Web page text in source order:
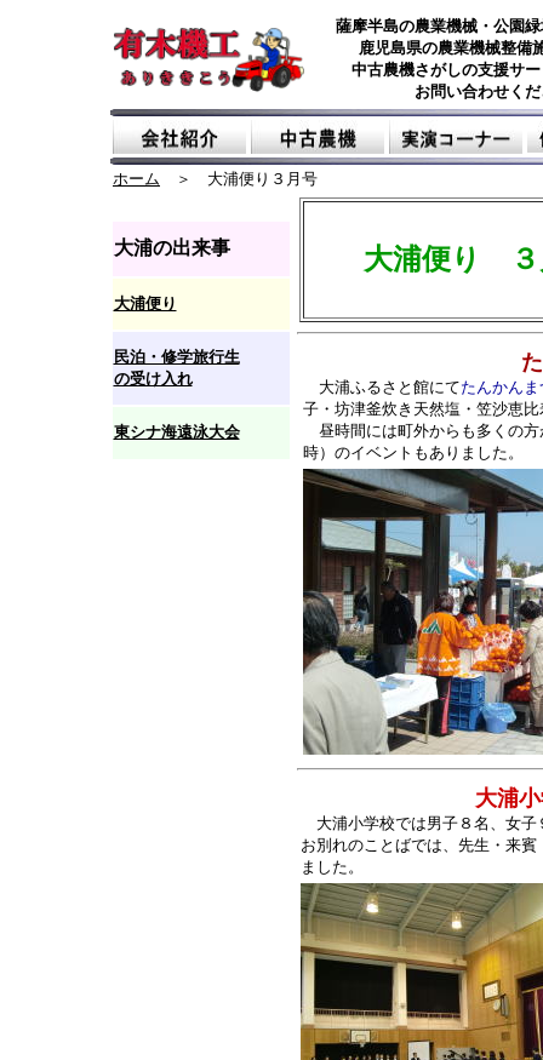
薩摩半島の農業機械・公園
鹿児島県の農業機械整備
中古農機さがしの支援サ
お問い合わせく
ホーム ＞ 大浦便り３月号
大浦の出来事
大浦便り
民泊・修学旅行生
の受け入れ
東シナ海遠泳大会
大浦便り ３
たんかん
大浦ふるさと館にてたんかんま
子・坊津釜炊き天然塩・笠沙恵
昼時間には町外からも多くの方
時）のイベントもありました。
大浦小学
大浦小学校では男子８名、女子
お別れのことばでは、先生・来
ました。